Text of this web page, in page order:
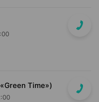
Time»)